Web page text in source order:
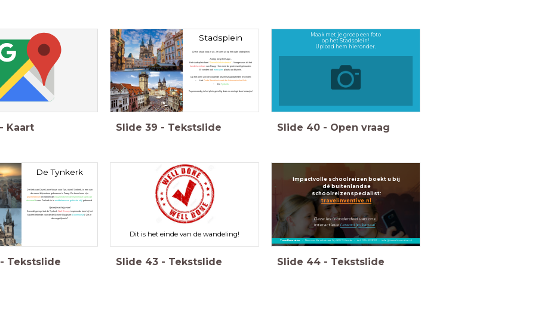
- Kaart
Stadsplein
(Deze straat loop je uit. Je komt uit op het oude stadsplein)
A long, long time ago...
Het stadsplein heet'Staroměstské námesti' . Vroeger was dit het
handelscentrumvan Praag. HIer werd de grote markt gehouden.
Er vonden ookexecuties plaats op dit plein.
Op het plein zijn de volgende bezienswaardigheden te vinden:
- Het Oude Raadshuis met de Astronomische Klok
- De Tynkerk
Tegenwoordig is het plein gezellig druk en omringd door terrasjes!
Slide 39 - Tekstslide
Maak met je groep een foto
op het Stadsplein!
Upload hem hieronder.
Slide 40 - Open vraag
De Tynkerk
De Kerk van Onze Lieve Vrouw voor Tyn, ofwel Tynkerk, is een van
de meest bijzondere gebouwen in Praag. De twee toren zijn
asymmetrisch en stellen devrouwelijke en de mannelijke kant van
de wereld voor. De kerk is inmiddeleeuwse gotische stijl gebouwd.
Sprookjesachtig mooi!
Er wordt gezegd dat de Tynkerk Walt Disneyinspireerde toen hij het
kasteel tekende voor de de Schone Slaapster (Doornroosje)! Zie je
de vergelijkenis?
- Tekstslide
Dit is het einde van de wandeling!
Slide 43 - Tekstslide
Impactvolle schoolreizen boekt u bij
dé buitenlandse
schoolreizenspecialist:
travelinventive.nl
Deze les is onderdeel van ons
interactieve LessonUp-kanaal
Travel Inventive- Nieuwe Boschstraat 24, 4811 CX Breda - tel. 076-5223057 - info@travelinventive.nl
Slide 44 - Tekstslide